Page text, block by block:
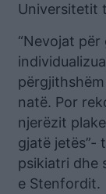
Universitetit
“Nevojat për
natë. Por
njerëzit
gjatë jetës”-
psikiatri dhe
e Stenfordit.